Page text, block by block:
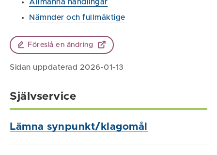
Allmänna handlingar
Nämnder och fullmäktige
Föreslå en ändring
Sidan uppdaterad 2026-01-13
Självservice
Lämna synpunkt/klagomål